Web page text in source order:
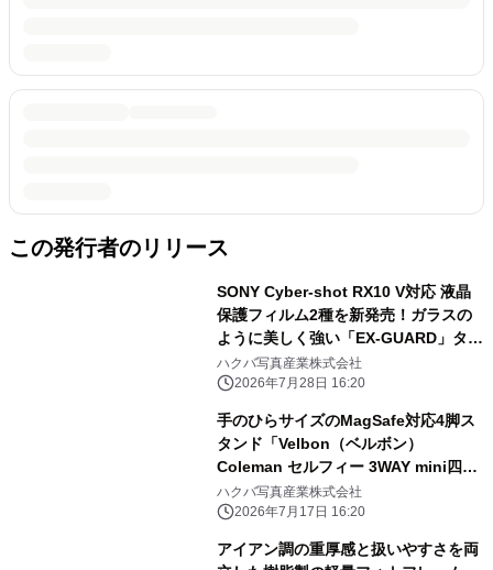
この発行者のリリース
SONY Cyber-shot RX10 V対応 液晶
保護フィルム2種を新発売！ガラスの
ように美しく強い「EX-GUARD」タイ
プと業界最高クラスの透明度を誇る
「III」タイプ
ハクバ写真産業株式会社
2026年7月28日 16:20
手のひらサイズのMagSafe対応4脚ス
タンド「Velbon（ベルボン）
Coleman セルフィー 3WAY mini四
脚」を新発売！
ハクバ写真産業株式会社
2026年7月17日 16:20
アイアン調の重厚感と扱いやすさを両